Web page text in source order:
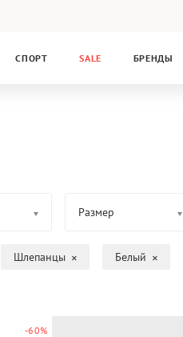
СПОРТ SALE БРЕНДЫ
Размер
Шлепанцы Белый
-60%